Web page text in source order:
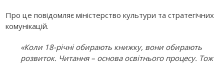
Про це повідомляє міністерство культури та стратегічних
комунікацій.
«Коли 18-річні обирають книжку, вони обирають
розвиток. Читання – основа освітнього процесу. Тож